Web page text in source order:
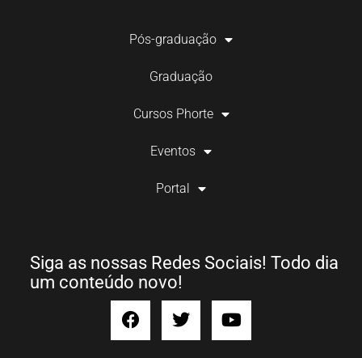
Pós-graduação
Graduação
Cursos Phorte
Eventos
Portal
Siga as nossas Redes Sociais! Todo dia
um conteúdo novo!